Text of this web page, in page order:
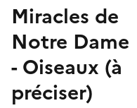
Miracles de
Notre Dame
- Oiseaux (à
préciser)